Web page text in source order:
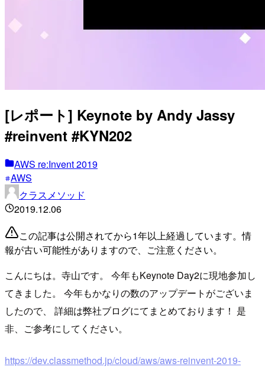
[レポート] Keynote by Andy Jassy
#reinvent #KYN202
AWS re:Invent 2019
AWS
クラスメソッド
2019.12.06
この記事は公開されてから1年以上経過しています。情
報が古い可能性がありますので、ご注意ください。
こんにちは。寺山です。 今年もKeynote Day2に現地参加し
てきました。 今年もかなりの数のアップデートがございま
したので、 詳細は弊社ブログにてまとめております！ 是
非、ご参考にしてください。
https://dev.classmethod.jp/cloud/aws/aws-reinvent-2019-